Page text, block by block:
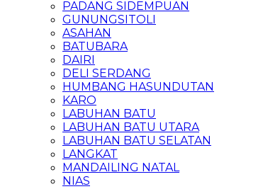
PADANG SIDEMPUAN
GUNUNGSITOLI
ASAHAN
BATUBARA
DAIRI
DELI SERDANG
HUMBANG HASUNDUTAN
KARO
LABUHAN BATU
LABUHAN BATU UTARA
LABUHAN BATU SELATAN
LANGKAT
MANDAILING NATAL
NIAS